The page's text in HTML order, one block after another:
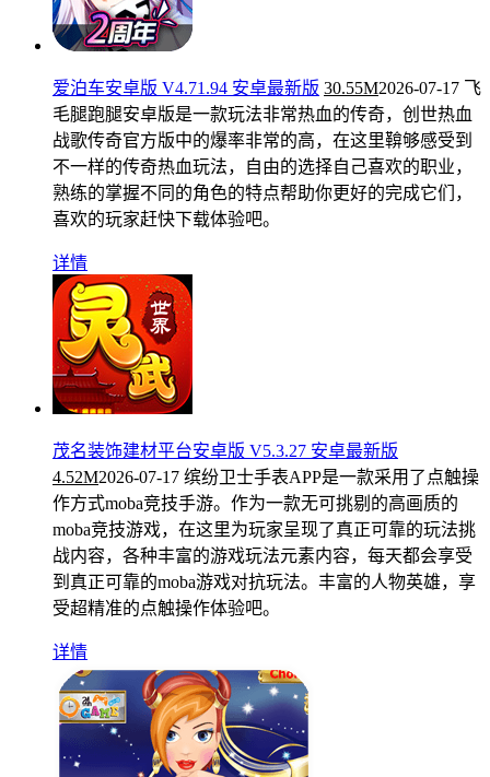
爱泊车安卓版 V4.71.94 安卓最新版 30.55M2026-07-17 飞
毛腿跑腿安卓版是一款玩法非常热血的传奇，创世热血
战歌传奇官方版中的爆率非常的高，在这里鞥够感受到
不一样的传奇热血玩法，自由的选择自己喜欢的职业，
熟练的掌握不同的角色的特点帮助你更好的完成它们，
喜欢的玩家赶快下载体验吧。
详情
茂名装饰建材平台安卓版 V5.3.27 安卓最新版
4.52M2026-07-17 缤纷卫士手表APP是一款采用了点触操
作方式moba竞技手游。作为一款无可挑剔的高画质的
moba竞技游戏，在这里为玩家呈现了真正可靠的玩法挑
战内容，各种丰富的游戏玩法元素内容，每天都会享受
到真正可靠的moba游戏对抗玩法。丰富的人物英雄，享
受超精准的点触操作体验吧。
详情